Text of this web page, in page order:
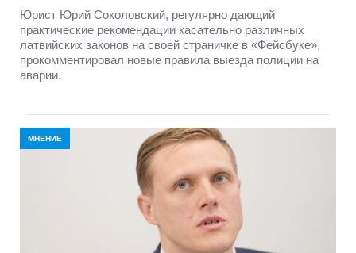
Юрист Юрий Соколовский, регулярно дающий
практические рекомендации касательно различных
латвийских законов на своей страничке в «Фейсбуке»,
прокомментировал новые правила выезда полиции на
аварии.
МНЕНИЕ